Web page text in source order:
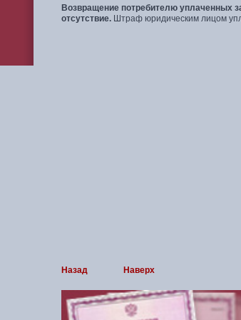
Возвращение потребителю уплаченных
отсутствие. Штраф юридическим лицом
Назад Наверх